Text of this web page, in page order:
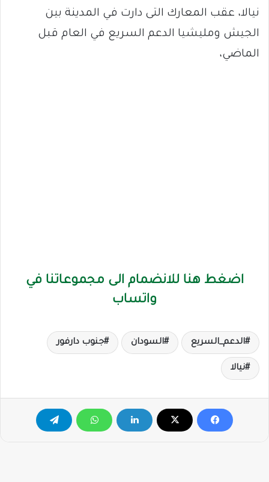
نيالا، عقب المعارك التى دارت في المدينة بين
الجيش ومليشيا الدعم السريع في العام قبل
الماضي،
اضغط هنا للانضمام الى مجموعاتنا في
واتساب
الدعم_السريع السودان جنوب دارفور
نيالا